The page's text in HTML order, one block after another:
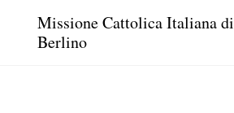
Missione Cattolica Italiana di
Berlino